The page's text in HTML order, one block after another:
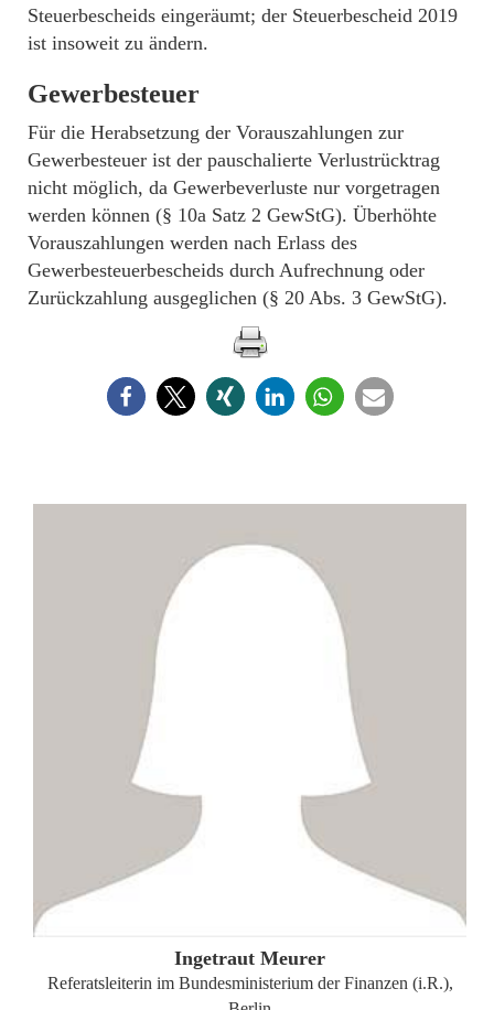
Steuerbescheids eingeräumt; der Steuerbescheid 2019
ist insoweit zu ändern.
Gewerbesteuer
Für die Herabsetzung der Vorauszahlungen zur
Gewerbesteuer ist der pauschalierte Verlustrücktrag
nicht möglich, da Gewerbeverluste nur vorgetragen
werden können (§ 10a Satz 2 GewStG). Überhöhte
Vorauszahlungen werden nach Erlass des
Gewerbesteuerbescheids durch Aufrechnung oder
Zurückzahlung ausgeglichen (§ 20 Abs. 3 GewStG).
Ingetraut Meurer
Referatsleiterin im Bundesministerium der Finanzen (i.R.),